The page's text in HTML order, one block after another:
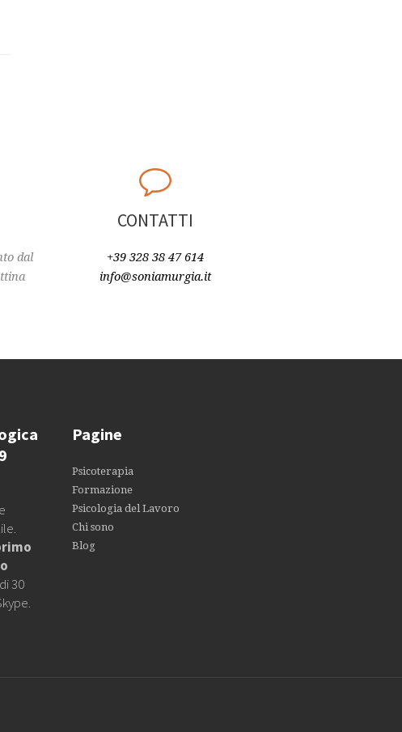
dal
CONTATTI
+39 328 38 47 614
info@soniamurgia.it
30
Pagine
Psicoterapia
Formazione
Psicologia del Lavoro
Chi sono
Blog